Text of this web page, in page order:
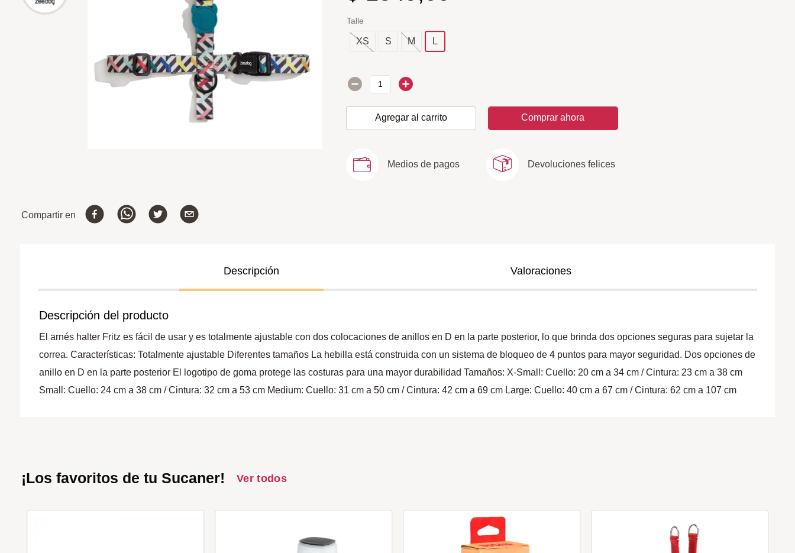
Talle
XS S M L
Agregar al carrito Comprar ahora
Medios de pagos Devoluciones felices
Compartir en
Descripción Valoraciones
Descripción del producto
El arnés halter Fritz es fácil de usar y es totalmente ajustable con dos colocaciones de anillos en D en la parte posterior, lo que brinda dos opciones seguras para sujetar la
correa. Características: Totalmente ajustable Diferentes tamaños La hebilla está construida con un sistema de bloqueo de 4 puntos para mayor seguridad. Dos opciones de
anillo en D en la parte posterior El logotipo de goma protege las costuras para una mayor durabilidad Tamaños: X-Small: Cuello: 20 cm a 34 cm / Cintura: 23 cm a 38 cm
Small: Cuello: 24 cm a 38 cm / Cintura: 32 cm a 53 cm Medium: Cuello: 31 cm a 50 cm / Cintura: 42 cm a 69 cm Large: Cuello: 40 cm a 67 cm / Cintura: 62 cm a 107 cm
¡Los favoritos de tu Sucaner! Ver todos